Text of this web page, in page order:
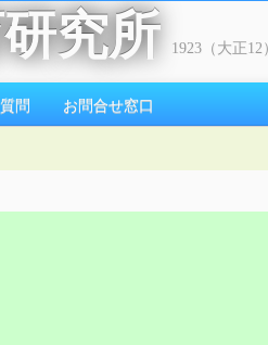
究所 1923（大正12
問 お問合せ窓口